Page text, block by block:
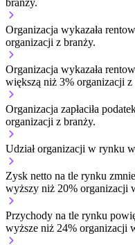
Organizacja wykazała
organizacji z branży.
Organizacja wykazała
większą niż 3% organizacji z
Organizacja zapłaciła
organizacji z branży.
Udział organizacji w rynku
Zysk netto na tle rynku
wyższy niż 20% organizacji
Przychody na tle rynku
wyższe niż 24% organizacji